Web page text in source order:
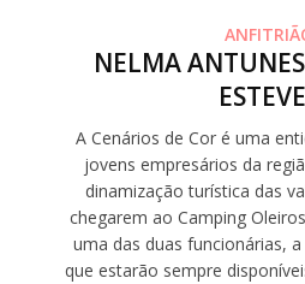
NELMA
A Cenários de Cor é uma
jovens empresários da
dinamização turística das
chegarem ao Camping
uma das duas funcionárias,
que estarão sempre